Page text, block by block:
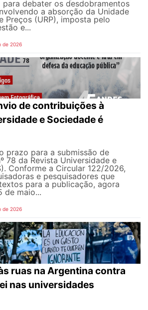
debater os desdobramentos
a absorção da Unidade
Preços (URP), imposta pelo
e...
de 2026
de contribuições à
e Sociedade é
prazo para a submissão de
78 da Revista Universidade e
Conforme a Circular 122/2026,
e pesquisadores que
para a publicação, agora
de maio...
de 2026
ruas na Argentina contra
nas universidades